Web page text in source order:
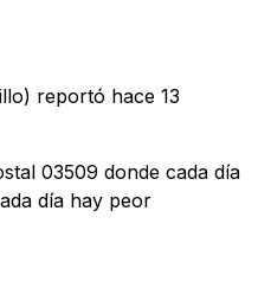
reportó hace 13
03509 donde cada día
día hay peor